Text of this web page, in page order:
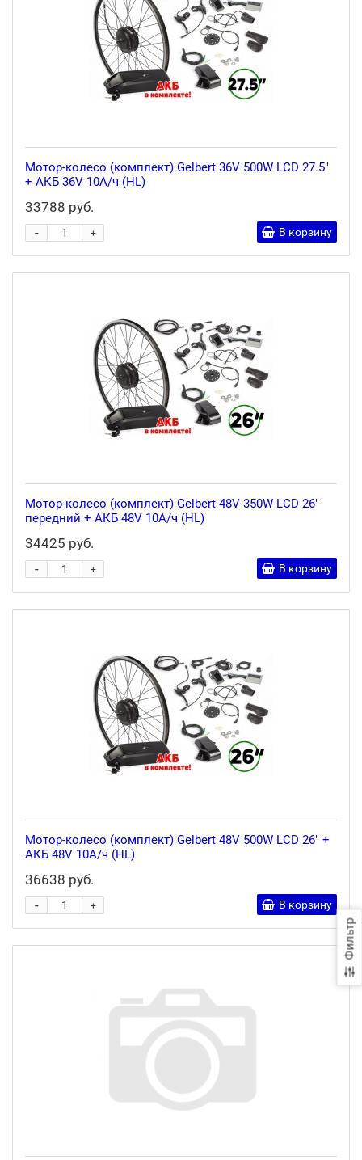
Фильтр
Мотор-колесо (комплект) Gelbert 36V 500W LCD 27.5"
+ АКБ 36V 10А/ч (HL)
33788 руб.
+
- В корзину
Мотор-колесо (комплект) Gelbert 48V 350W LCD 26"
передний + АКБ 48V 10А/ч (HL)
34425 руб.
+
- В корзину
Мотор-колесо (комплект) Gelbert 48V 500W LCD 26" +
АКБ 48V 10А/ч (HL)
36638 руб.
+
- В корзину